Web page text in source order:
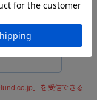
さい。
」を受信できる